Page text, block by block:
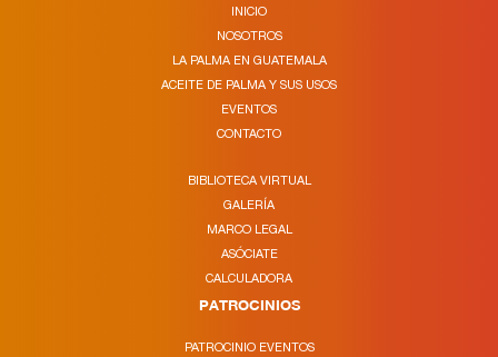
INICIO
NOSOTROS
LA PALMA EN GUATEMALA
ACEITE DE PALMA Y SUS USOS
EVENTOS
CONTACTO
BIBLIOTECA VIRTUAL
GALERÍA
MARCO LEGAL
ASÓCIATE
CALCULADORA
PATROCINIOS
PATROCINIO EVENTOS